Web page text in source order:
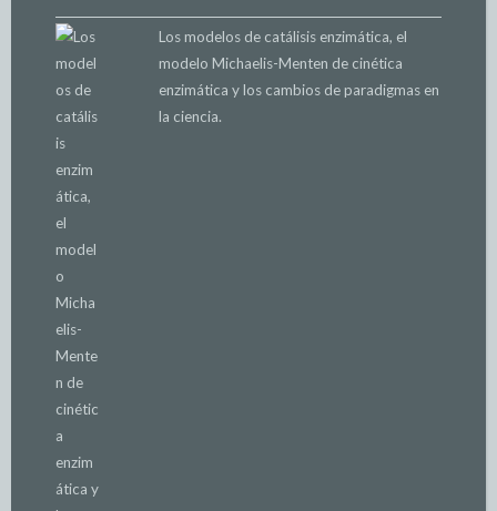
Los modelos de catálisis enzimática, el
modelo Michaelis-Menten de cinética
enzimática y los cambios de paradigmas en
la ciencia.